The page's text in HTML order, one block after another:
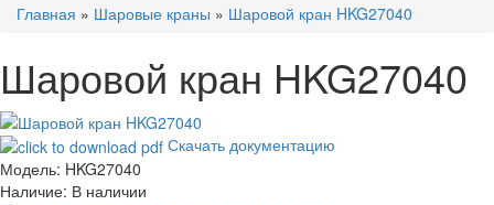
Главная » Шаровые краны » Шаровой кран HKG27040
Шаровой кран HKG27040
Скачать документацию
Модель: HKG27040
Наличие: В наличии